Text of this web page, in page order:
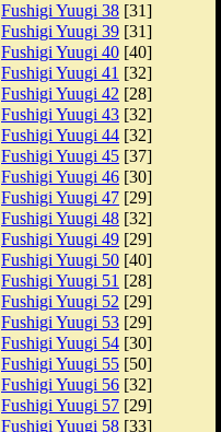
Fushigi Yuugi 38 [31]
Fushigi Yuugi 39 [31]
Fushigi Yuugi 40 [40]
Fushigi Yuugi 41 [32]
Fushigi Yuugi 42 [28]
Fushigi Yuugi 43 [32]
Fushigi Yuugi 44 [32]
Fushigi Yuugi 45 [37]
Fushigi Yuugi 46 [30]
Fushigi Yuugi 47 [29]
Fushigi Yuugi 48 [32]
Fushigi Yuugi 49 [29]
Fushigi Yuugi 50 [40]
Fushigi Yuugi 51 [28]
Fushigi Yuugi 52 [29]
Fushigi Yuugi 53 [29]
Fushigi Yuugi 54 [30]
Fushigi Yuugi 55 [50]
Fushigi Yuugi 56 [32]
Fushigi Yuugi 57 [29]
Fushigi Yuugi 58 [33]